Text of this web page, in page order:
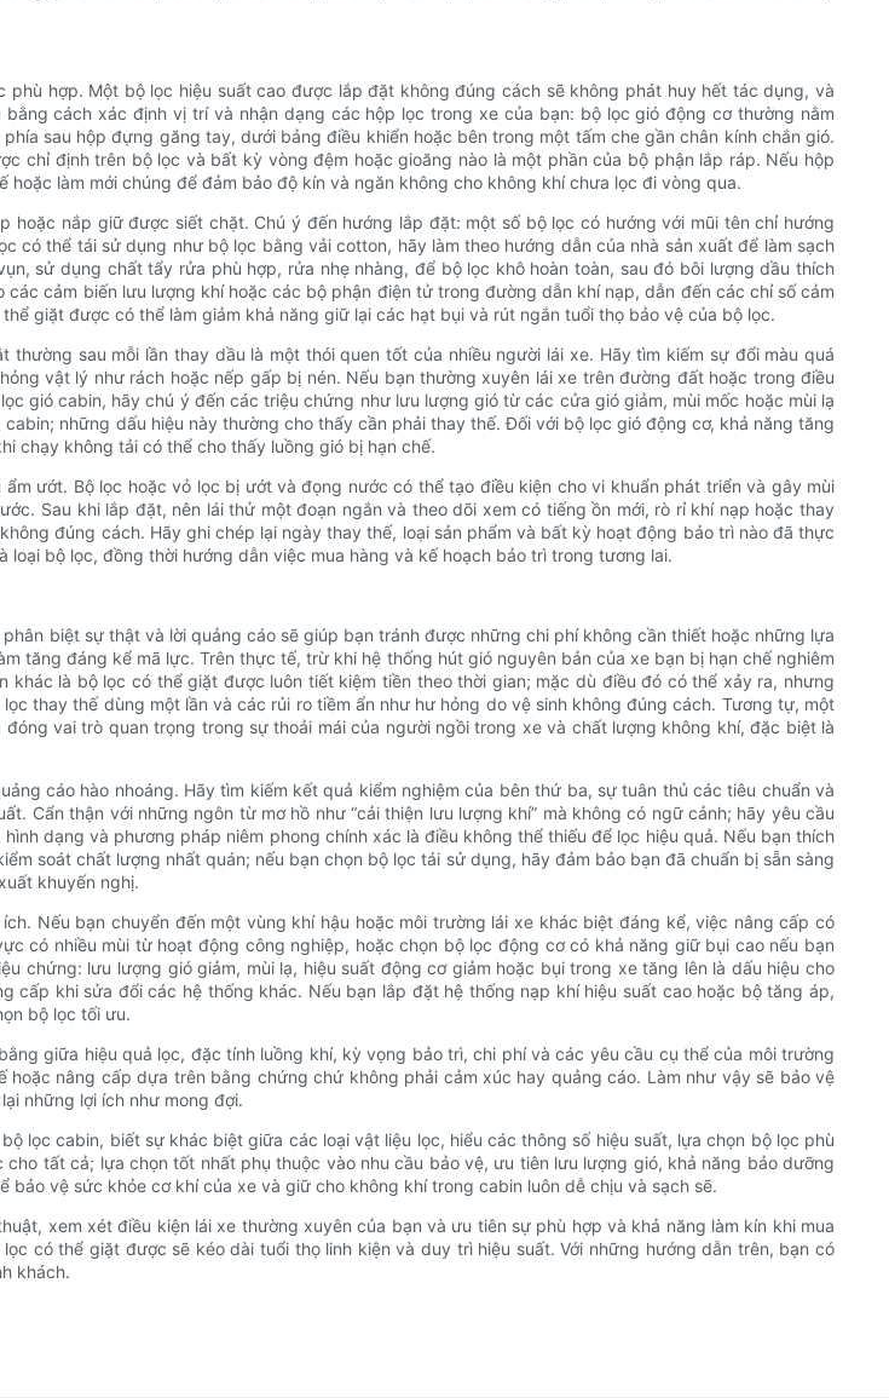
hợp. Một bộ lọc hiệu suất cao được lắp đặt không đúng cách sẽ không phát huy hết tác dụng, và
cách xác định vị trí và nhận dạng các hộp lọc trong xe của bạn: bộ lọc gió động cơ thường nằm
sau hộp đựng găng tay, dưới bảng điều khiển hoặc bên trong một tấm che gần chân kính chắn gió.
chỉ định trên bộ lọc và bất kỳ vòng đệm hoặc gioăng nào là một phần của bộ phận lắp ráp. Nếu hộp
làm mới chúng để đảm bảo độ kín và ngăn không cho không khí chưa lọc đi vòng qua.
nắp giữ được siết chặt. Chú ý đến hướng lắp đặt: một số bộ lọc có hướng với mũi tên chỉ hướng
có thể tái sử dụng như bộ lọc bằng vải cotton, hãy làm theo hướng dẫn của nhà sản xuất để làm sạch
sử dụng chất tẩy rửa phù hợp, rửa nhẹ nhàng, để bộ lọc khô hoàn toàn, sau đó bôi lượng dầu thích
cảm biến lưu lượng khí hoặc các bộ phận điện tử trong đường dẫn khí nạp, dẫn đến các chỉ số cảm
giặt được có thể làm giảm khả năng giữ lại các hạt bụi và rút ngắn tuổi thọ bảo vệ của bộ lọc.
sau mỗi lần thay dầu là một thói quen tốt của nhiều người lái xe. Hãy tìm kiếm sự đổi màu quá
vật lý như rách hoặc nếp gấp bị nén. Nếu bạn thường xuyên lái xe trên đường đất hoặc trong điều
gió cabin, hãy chú ý đến các triệu chứng như lưu lượng gió từ các cửa gió giảm, mùi mốc hoặc mùi lạ
những dấu hiệu này thường cho thấy cần phải thay thế. Đối với bộ lọc gió động cơ, khả năng tăng
chạy không tải có thể cho thấy luồng gió bị hạn chế.
ướt. Bộ lọc hoặc vỏ lọc bị ướt và đọng nước có thể tạo điều kiện cho vi khuẩn phát triển và gây mùi
Sau khi lắp đặt, nên lái thử một đoạn ngắn và theo dõi xem có tiếng ồn mới, rò rỉ khí nạp hoặc thay
đúng cách. Hãy ghi chép lại ngày thay thế, loại sản phẩm và bất kỳ hoạt động bảo trì nào đã thực
bộ lọc, đồng thời hướng dẫn việc mua hàng và kế hoạch bảo trì trong tương lai.
biệt sự thật và lời quảng cáo sẽ giúp bạn tránh được những chi phí không cần thiết hoặc những lựa
tăng đáng kể mã lực. Trên thực tế, trừ khi hệ thống hút gió nguyên bản của xe bạn bị hạn chế nghiêm
là bộ lọc có thể giặt được luôn tiết kiệm tiền theo thời gian; mặc dù điều đó có thể xảy ra, nhưng
thay thế dùng một lần và các rủi ro tiềm ẩn như hư hỏng do vệ sinh không đúng cách. Tương tự, một
vai trò quan trọng trong sự thoải mái của người ngồi trong xe và chất lượng không khí, đặc biệt là
cáo hào nhoáng. Hãy tìm kiếm kết quả kiểm nghiệm của bên thứ ba, sự tuân thủ các tiêu chuẩn và
Cẩn thận với những ngôn từ mơ hồ như “cải thiện lưu lượng khí” mà không có ngữ cảnh; hãy yêu cầu
dạng và phương pháp niêm phong chính xác là điều không thể thiếu để lọc hiệu quả. Nếu bạn thích
soát chất lượng nhất quán; nếu bạn chọn bộ lọc tái sử dụng, hãy đảm bảo bạn đã chuẩn bị sẵn sàng
khuyến nghị.
Nếu bạn chuyển đến một vùng khí hậu hoặc môi trường lái xe khác biệt đáng kể, việc nâng cấp có
có nhiều mùi từ hoạt động công nghiệp, hoặc chọn bộ lọc động cơ có khả năng giữ bụi cao nếu bạn
chứng: lưu lượng gió giảm, mùi lạ, hiệu suất động cơ giảm hoặc bụi trong xe tăng lên là dấu hiệu cho
khi sửa đổi các hệ thống khác. Nếu bạn lắp đặt hệ thống nạp khí hiệu suất cao hoặc bộ tăng áp,
bộ lọc tối ưu.
giữa hiệu quả lọc, đặc tính luồng khí, kỳ vọng bảo trì, chi phí và các yêu cầu cụ thể của môi trường
nâng cấp dựa trên bằng chứng chứ không phải cảm xúc hay quảng cáo. Làm như vậy sẽ bảo vệ
những lợi ích như mong đợi.
lọc cabin, biết sự khác biệt giữa các loại vật liệu lọc, hiểu các thông số hiệu suất, lựa chọn bộ lọc phù
tất cả; lựa chọn tốt nhất phụ thuộc vào nhu cầu bảo vệ, ưu tiên lưu lượng gió, khả năng bảo dưỡng
vệ sức khỏe cơ khí của xe và giữ cho không khí trong cabin luôn dễ chịu và sạch sẽ.
xem xét điều kiện lái xe thường xuyên của bạn và ưu tiên sự phù hợp và khả năng làm kín khi mua
có thể giặt được sẽ kéo dài tuổi thọ linh kiện và duy trì hiệu suất. Với những hướng dẫn trên, bạn có
khách.